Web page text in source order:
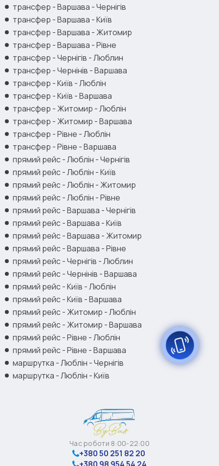
трансфер - Варшава - Чернігів
трансфер - Варшава - Київ
трансфер - Варшава - Житомир
трансфер - Варшава - Рівне
трансфер - Чернігів - Люблин
трансфер - Чернінів - Варшава
трансфер - Київ - Люблін
трансфер - Київ - Варшава
трансфер - Житомир - Люблін
трансфер - Житомир - Варшава
трансфер - Рівне - Люблін
трансфер - Рівне - Варшава
прямий рейс - Люблін - Чернігів
прямий рейс - Люблін - Київ
прямий рейс - Люблін - Житомир
прямий рейс - Люблін - Рівне
прямий рейс - Варшава - Чернігів
прямий рейс - Варшава - Київ
прямий рейс - Варшава - Житомир
прямий рейс - Варшава - Рівне
прямий рейс - Чернігів - Люблин
прямий рейс - Чернінів - Варшава
прямий рейс - Київ - Люблін
прямий рейс - Київ - Варшава
прямий рейс - Житомир - Люблін
прямий рейс - Житомир - Варшава
прямий рейс - Рівне - Люблін
прямий рейс - Рівне - Варшава
маршрутка - Люблін - Чернігів
маршрутка - Люблін - Київ
Час роботи 8:00-22:00
+380 50 251 82 20